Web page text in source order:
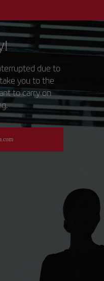
due to
you to the
to carry on